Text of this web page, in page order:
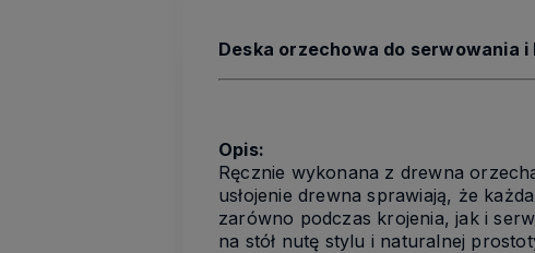
Deska orzechowa do serwowania i
Opis:
Ręcznie wykonana z drewna
usłojenie drewna sprawiają, że
zarówno podczas krojenia, jak i
na stół nutę stylu i naturalnej